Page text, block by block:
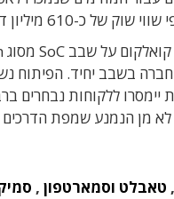
בשבב יחיד. הפיתוח
, טאבלט וסמארטפון ,